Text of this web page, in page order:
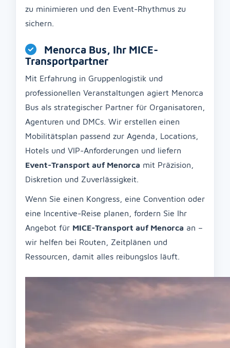
zu minimieren und den Event-Rhythmus zu
sichern.
Menorca Bus, Ihr MICE-
Transportpartner
Mit Erfahrung in Gruppenlogistik und
professionellen Veranstaltungen agiert Menorca
Bus als strategischer Partner für Organisatoren,
Agenturen und DMCs. Wir erstellen einen
Mobilitätsplan passend zur Agenda, Locations,
Hotels und VIP-Anforderungen und liefern
Event-Transport auf Menorca mit Präzision,
Diskretion und Zuverlässigkeit.
Wenn Sie einen Kongress, eine Convention oder
eine Incentive-Reise planen, fordern Sie Ihr
Angebot für MICE-Transport auf Menorca an –
wir helfen bei Routen, Zeitplänen und
Ressourcen, damit alles reibungslos läuft.